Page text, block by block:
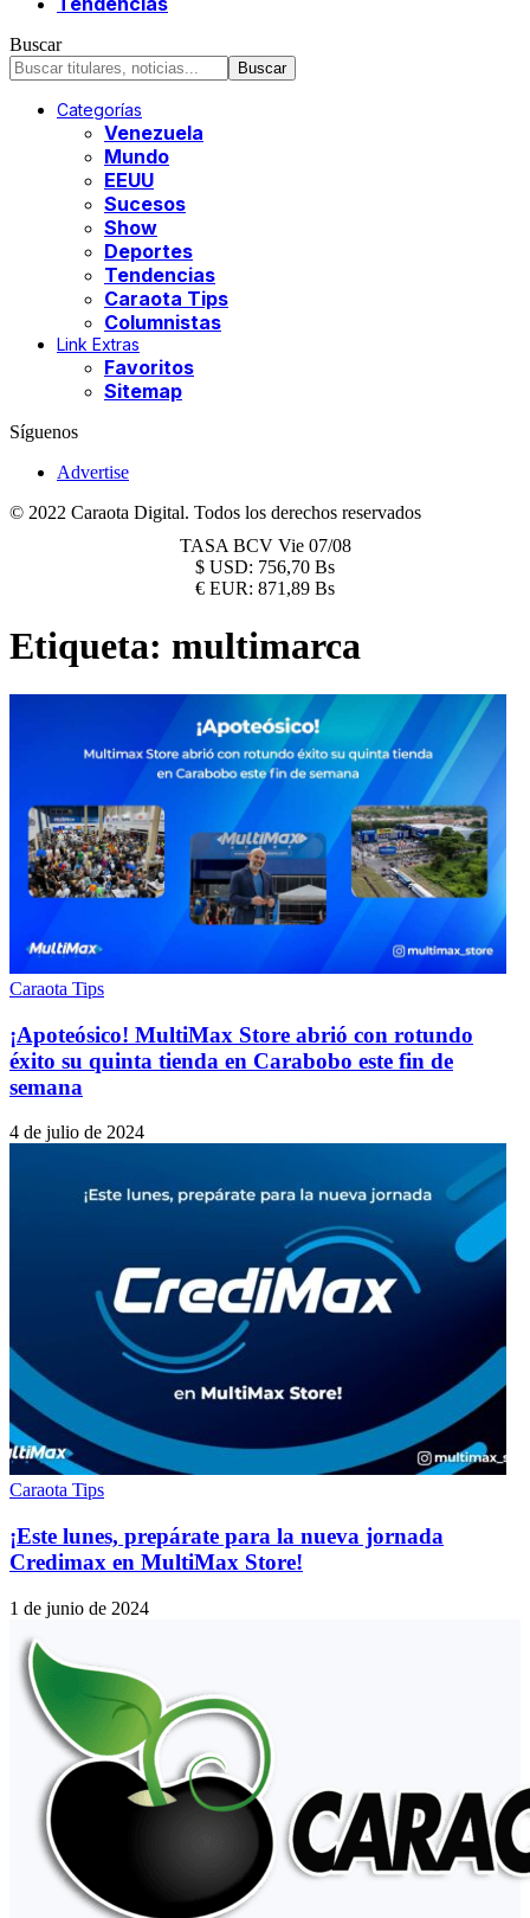
Buscar
Categorías
Venezuela
Mundo
EEUU
Sucesos
Show
Deportes
Tendencias
Caraota Tips
Columnistas
Link Extras
Favoritos
Sitemap
Síguenos
Advertise
© 2022 Caraota Digital. Todos los derechos reservados
TASA BCV Vie 07/08
$ USD: 756,70 Bs
€ EUR: 871,89 Bs
Etiqueta: multimarca
Caraota Tips
¡Apoteósico! MultiMax Store abrió con rotundo
éxito su quinta tienda en Carabobo este fin de
semana
4 de julio de 2024
Caraota Tips
¡Este lunes, prepárate para la nueva jornada
Credimax en MultiMax Store!
1 de junio de 2024